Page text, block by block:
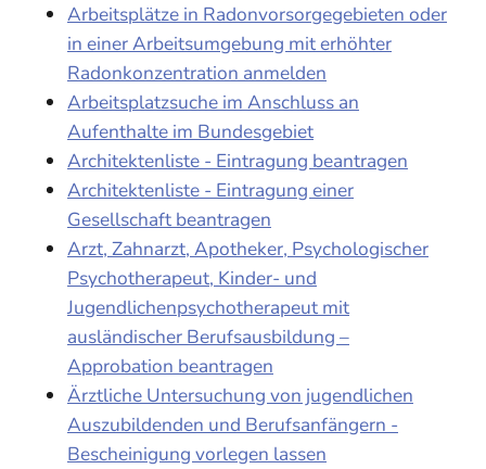
Arbeitsplätze in Radonvorsorgegebieten oder
in einer Arbeitsumgebung mit erhöhter
Radonkonzentration anmelden
Arbeitsplatzsuche im Anschluss an
Aufenthalte im Bundesgebiet
Architektenliste - Eintragung beantragen
Architektenliste - Eintragung einer
Gesellschaft beantragen
Arzt, Zahnarzt, Apotheker, Psychologischer
Psychotherapeut, Kinder- und
Jugendlichenpsychotherapeut mit
ausländischer Berufsausbildung –
Approbation beantragen
Ärztliche Untersuchung von jugendlichen
Auszubildenden und Berufsanfängern -
Bescheinigung vorlegen lassen